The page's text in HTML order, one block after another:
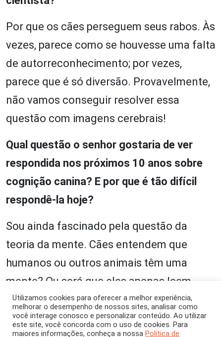
Por que os cães perseguem seus rabos. Às
vezes, parece como se houvesse uma falta
de autorreconhecimento; por vezes,
parece que é só diversão. Provavelmente,
não vamos conseguir resolver essa
questão com imagens cerebrais!
Qual questão o senhor gostaria de ver
respondida nos próximos 10 anos sobre
cognição canina? E por que é tão difícil
respondê-la hoje?
Sou ainda fascinado pela questão da
teoria da mente. Cães entendem que
humanos ou outros animais têm uma
mente? Ou será que eles apenas leem
nosso comportamento? De modo similar,
cães têm empatia pelas emoções
Utilizamos cookies para oferecer a melhor experiência,
melhorar o desempenho de nossos sites, analisar como
você interage conosco e personalizar conteúdo. Ao utilizar
este site, você concorda com o uso de cookies. Para
maiores informações, conheça a nossa Política de